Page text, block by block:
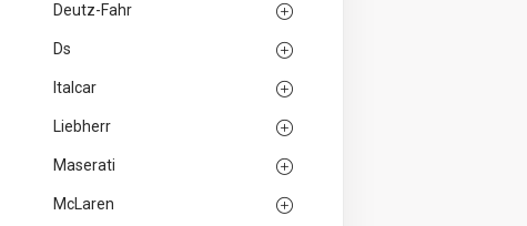
Deutz-Fahr
Ds
Italcar
Liebherr
Maserati
McLaren